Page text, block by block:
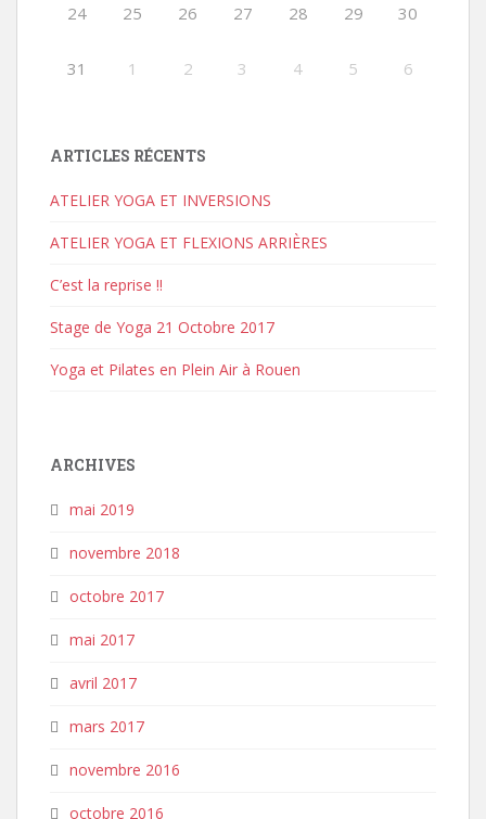
24 25 26 27 28 29 30
31 1 2 3 4 5 6
ARTICLES RÉCENTS
ATELIER YOGA ET INVERSIONS
ATELIER YOGA ET FLEXIONS ARRIÈRES
C’est la reprise !!
Stage de Yoga 21 Octobre 2017
Yoga et Pilates en Plein Air à Rouen
ARCHIVES
mai 2019
novembre 2018
octobre 2017
mai 2017
avril 2017
mars 2017
novembre 2016
octobre 2016